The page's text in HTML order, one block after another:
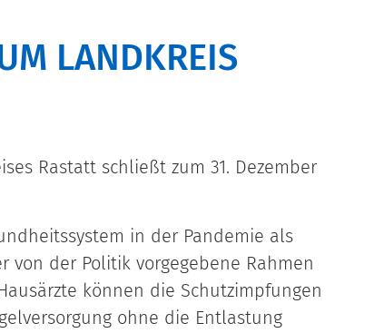
LANDKREIS
Rastatt schließt zum 31. Dezember
in der Pandemie als
der Politik vorgegebene Rahmen
können die Schutzimpfungen
ohne die Entlastung